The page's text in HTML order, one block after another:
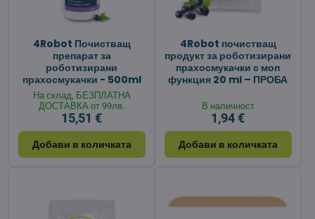
4Robot Почистващ
препарат за
роботизирани
прахосмукачки - 500ml
На склад, БЕЗПЛАТНА
ДОСТАВКА от 99лв.
15,51 €
Добави в количката
4Robot почистващ
продукт за роботизирани
прахосмукачки с моп
функция 20 ml – ПРОБА
В наличност
1,94 €
Добави в количката